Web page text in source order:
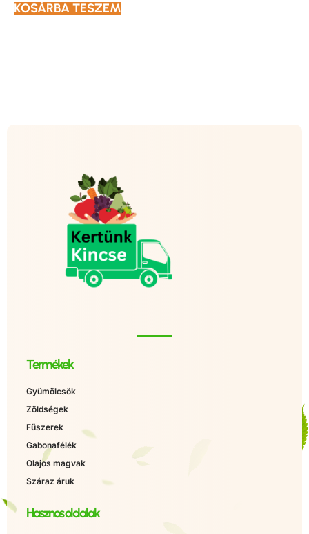
KOSÁRBA TESZEM
Termékek
Gyümölcsök
Zöldségek
Fűszerek
Gabonafélék
Olajos magvak
Száraz áruk
Hasznos oldalak